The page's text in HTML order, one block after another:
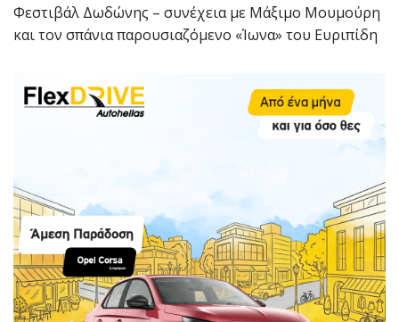
Φεστιβάλ Δωδώνης – συνέχεια με Μάξιμο Μουμούρη
και τον σπάνια παρουσιαζόμενο «Ίωνα» του Ευριπίδη